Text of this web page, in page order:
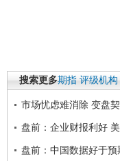
搜索更多期指 评级机构
市场忧虑难消除 变盘
盘前：企业财报利好
盘前：中国数据好于